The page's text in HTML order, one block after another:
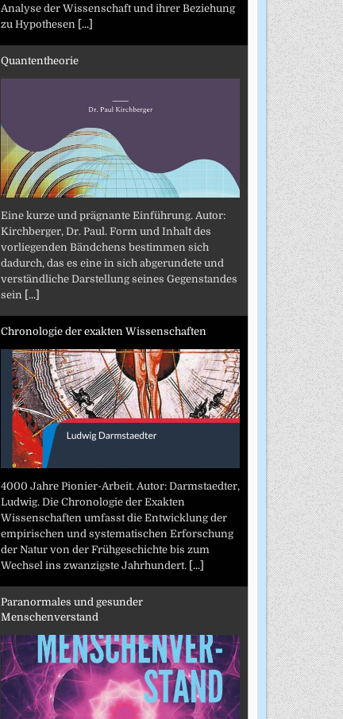
Analyse der Wissenschaft und ihrer Beziehung
zu Hypothesen [...]
Quantentheorie
Eine kurze und prägnante Einführung. Autor:
Kirchberger, Dr. Paul. Form und Inhalt des
vorliegenden Bändchens bestimmen sich
dadurch, das es eine in sich abgerundete und
verständliche Darstellung seines Gegenstandes
sein [...]
Chronologie der exakten Wissenschaften
4000 Jahre Pionier-Arbeit. Autor: Darmstaedter,
Ludwig. Die Chronologie der Exakten
Wissenschaften umfasst die Entwicklung der
empirischen und systematischen Erforschung
der Natur von der Frühgeschichte bis zum
Wechsel ins zwanzigste Jahrhundert. [...]
Paranormales und gesunder
Menschenverstand